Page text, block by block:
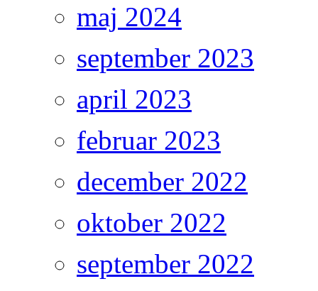
maj 2024
september 2023
april 2023
februar 2023
december 2022
oktober 2022
september 2022